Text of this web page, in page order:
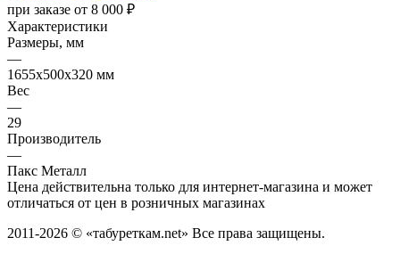
при заказе от 8 000 ₽
Характеристики
Размеры, мм
—
1655х500х320 мм
Вес
—
29
Производитель
—
Пакс Металл
Цена действительна только для интернет-магазина и может
отличаться от цен в розничных магазинах
2011-2026 © «табуреткам.net» Все права защищены.